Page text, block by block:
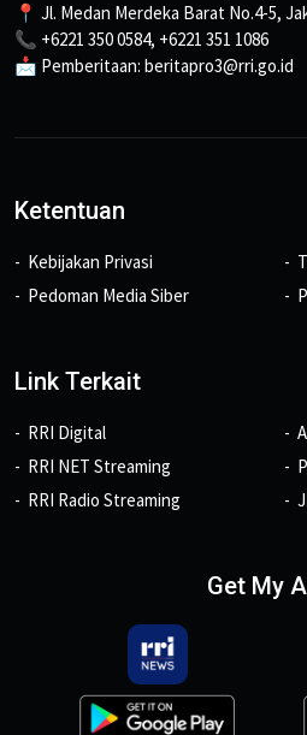
📍 Jl. Medan Merdeka Barat No.4-5,
📞 +6221 350 0584, +6221 351 1086
📩 Pemberitaan: beritapro3@rri.go.id
Ketentuan
Kebijakan Privasi
Pedoman Media Siber
Link Terkait
RRI Digital
RRI NET Streaming
RRI Radio Streaming
Get My